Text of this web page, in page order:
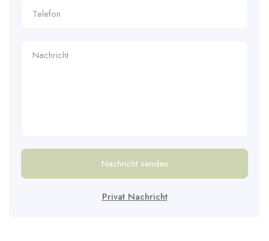
Nachricht senden
Privat Nachricht